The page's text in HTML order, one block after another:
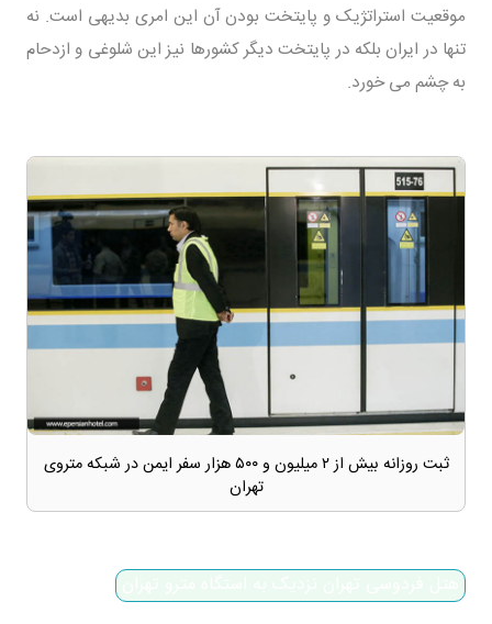
موقعیت استراتژیک و پایتخت بودن آن این امری بدیهی است. نه
تنها در ایران بلکه در پایتخت دیگر کشورها نیز این شلوغی و ازدحام
به چشم می خورد.
ثبت روزانه بیش از ۲ میلیون و ۵۰۰ هزار سفر ایمن در شبکه متروی
تهران